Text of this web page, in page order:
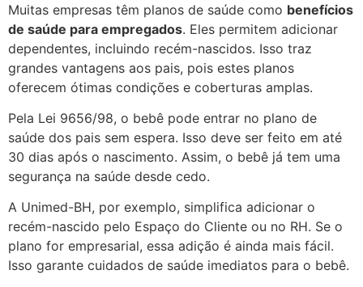
Muitas empresas têm planos de saúde como benefícios
de saúde para empregados. Eles permitem adicionar
dependentes, incluindo recém-nascidos. Isso traz
grandes vantagens aos pais, pois estes planos
oferecem ótimas condições e coberturas amplas.
Pela Lei 9656/98, o bebê pode entrar no plano de
saúde dos pais sem espera. Isso deve ser feito em até
30 dias após o nascimento. Assim, o bebê já tem uma
segurança na saúde desde cedo.
A Unimed-BH, por exemplo, simplifica adicionar o
recém-nascido pelo Espaço do Cliente ou no RH. Se o
plano for empresarial, essa adição é ainda mais fácil.
Isso garante cuidados de saúde imediatos para o bebê.